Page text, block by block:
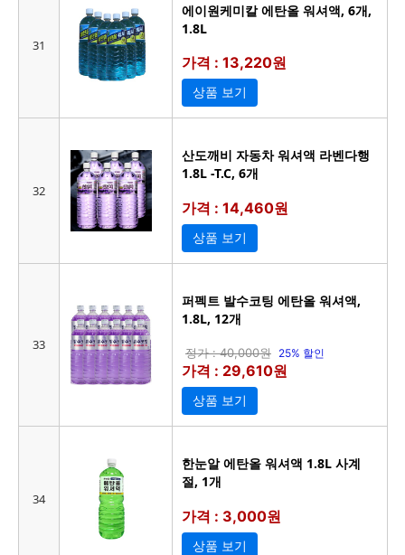
31
에이원케미칼 에탄올 워셔액, 6개,
1.8L
가격 : 13,220원
상품 보기
32
산도깨비 자동차 워셔액 라벤다행
1.8L -T.C, 6개
가격 : 14,460원
상품 보기
33
퍼펙트 발수코팅 에탄올 워셔액,
1.8L, 12개
정가 : 40,000원 25% 할인
가격 : 29,610원
상품 보기
34
한눈알 에탄올 워셔액 1.8L 사계
절, 1개
가격 : 3,000원
상품 보기